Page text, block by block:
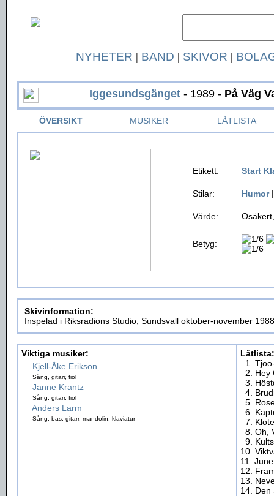
NYHETER | BAND | SKIVOR |
Iggesundsgänget- 1989 - På Väg
ÖVERSIKT MUSIKER LÅTLISTA
Etikett: Start
Stilar: Humor
Värde:
Betyg:
Skivinformation:
Inspelad i Riksradions Studio, Sundsvall oktober-november
Viktiga musiker:
Kjell-Åke Erikson
Sång, gitarr, fiol
Janne Krantz
Sång, gitarr, fiol
Anders Larm
Sång, bas, gitarr, mandolin, klaviatur
Låtlista:
1.
2. Hey
3.
4.
5.
6.
7.
8. Oh,
9.
10.
11.
12.
13.
14. Den